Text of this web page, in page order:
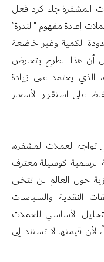
المشفرة جاء كرد فعل
إعادة مفهوم “الندرة”
الكمية وغير خاضعة
أن هذا الطرح يتعارض
الذي يعتمد على زيادة
على استقرار الأسعار
تواجه العملات المشفرة،
الرسمية كوسيلة معترف
حول العالم لن تتخلى
النقدية والسياسات
الأساسي للعملات
قيمتها لا تستند إلى